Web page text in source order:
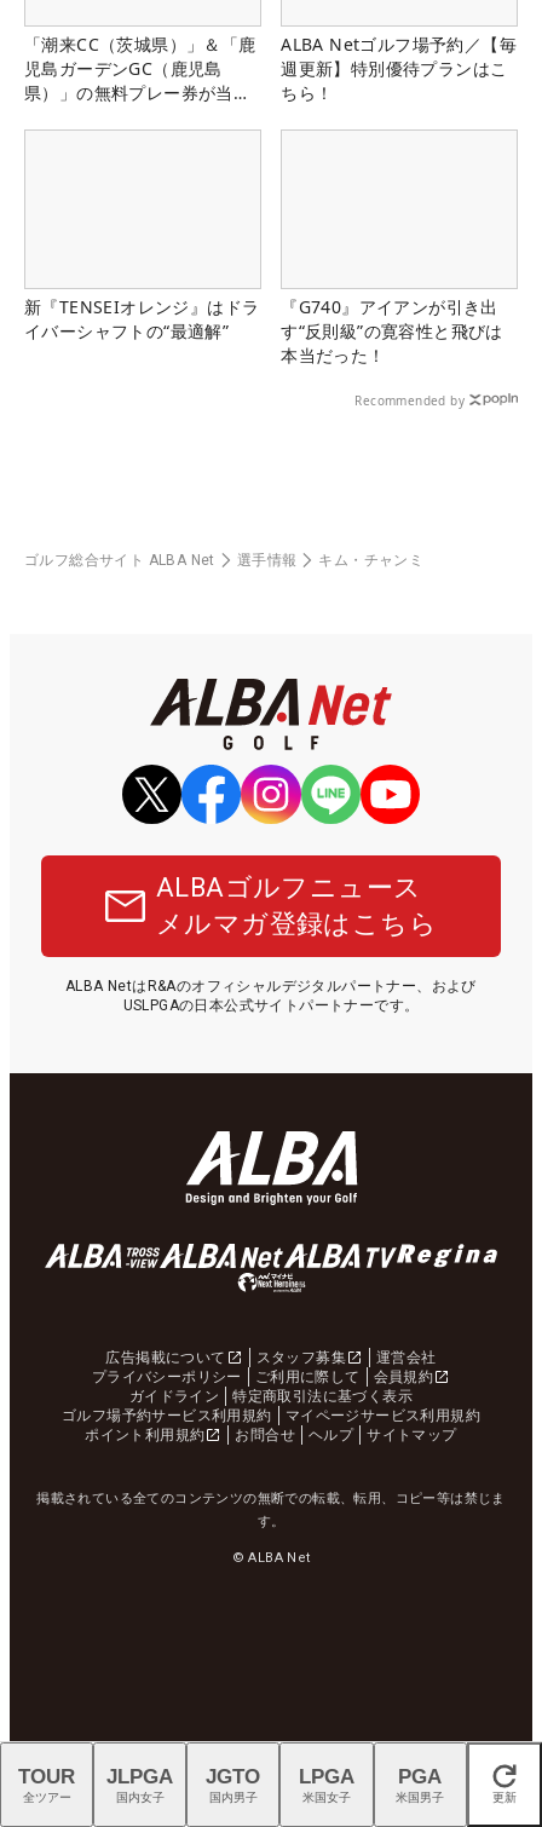
「潮来CC（茨城県）」＆「鹿
児島ガーデンGC（鹿児島
県）」の無料プレー券が当た
ALBA Netゴルフ場予約／【毎
週更新】特別優待プランはこ
ちら！
新『TENSEIオレンジ』はドラ
イバーシャフトの“最適解”
『G740』アイアンが引き出
す“反則級”の寛容性と飛びは
本当だった！
Recommended by
ゴルフ総合サイト ALBA Net 選手情報 キム・チャンミ
ALBAゴルフニュース
メルマガ登録はこちら
ALBA NetはR&Aのオフィシャルデジタルパートナー、および
USLPGAの日本公式サイトパートナーです。
広告掲載について スタッフ募集
運営会社
プライバシーポリシー
ご利用に際して
会員規約
ガイドライン
特定商取引法に基づく表示
ゴルフ場予約サービス利用規約
マイページサービス利用規約
ポイント利用規約
お問合せ ヘルプ サイトマップ
掲載されている全てのコンテンツの無断での転載、転用、コピー等は禁じま
す。
© ALBA Net
閉じる
TOUR
全ツアー
JLPGA
国内女子
JGTO
国内男子
LPGA
米国女子
PGA
米国男子 更新